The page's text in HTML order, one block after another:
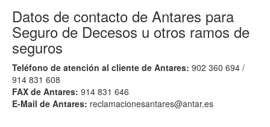
Datos de contacto de Antares para
Seguro de Decesos u otros ramos de
seguros
Teléfono de atención al cliente de Antares: 902 360 694 /
914 831 608
FAX de Antares: 914 831 646
E-Mail de Antares: reclamacionesantares@antar.es